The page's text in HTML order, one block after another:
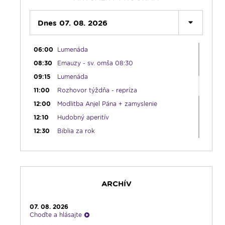
Dnes 07. 08. 2026
05:15
Rádio Vatikán - SK (repríza)
05:30
Choďte a hlásajte
05:45
Ranné chvály
06:00
Lumenáda
08:30
Emauzy - sv. omša 08:30
09:15
Lumenáda
11:00
Rozhovor týždňa - repríza
12:00
Modlitba Anjel Pána + zamyslenie
12:10
Hudobný aperitív
12:30
Biblia za rok
Emauzy - sv. omša 18:00
19:30
Vešpery
ARCHÍV
07. 08. 2026
Choďte a hlásajte